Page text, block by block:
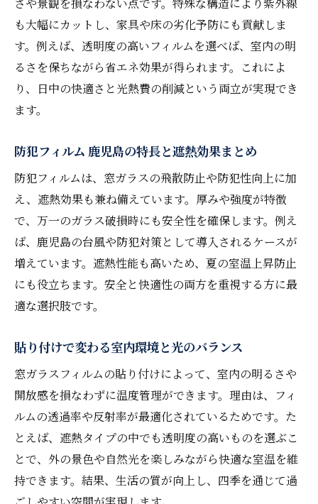
さや景観を損なわない点です。特殊な構造により紫外線
も大幅にカットし、家具や床の劣化予防にも貢献しま
す。例えば、透明度の高いフィルムを選べば、室内の明
るさを保ちながら省エネ効果が得られます。これによ
り、日中の快適さと光熱費の削減という両立が実現でき
ます。
防犯フィルム 鹿児島の特長と遮熱効果まとめ
防犯フィルムは、窓ガラスの飛散防止や防犯性向上に加
え、遮熱効果も兼ね備えています。厚みや強度が特徴
で、万一のガラス破損時にも安全性を確保します。例え
ば、鹿児島の台風や防犯対策として導入されるケースが
増えています。遮熱性能も高いため、夏の室温上昇防止
にも役立ちます。安全と快適性の両方を重視する方に最
適な選択肢です。
貼り付けで変わる室内環境と光のバランス
窓ガラスフィルムの貼り付けによって、室内の明るさや
開放感を損なわずに温度管理ができます。理由は、フィ
ルムの透過率や反射率が最適化されているためです。た
とえば、遮熱タイプの中でも透明度の高いものを選ぶこ
とで、外の景色や自然光を楽しみながら快適な室温を維
持できます。結果、生活の質が向上し、四季を通じて過